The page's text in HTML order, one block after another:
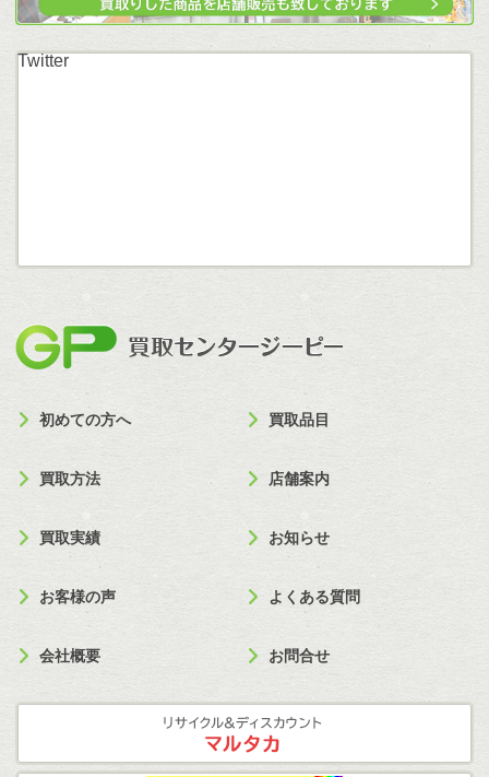
Twitter
初めての方へ 買取品目
買取方法 店舗案内
買取実績 お知らせ
お客様の声 よくある質問
会社概要 お問合せ